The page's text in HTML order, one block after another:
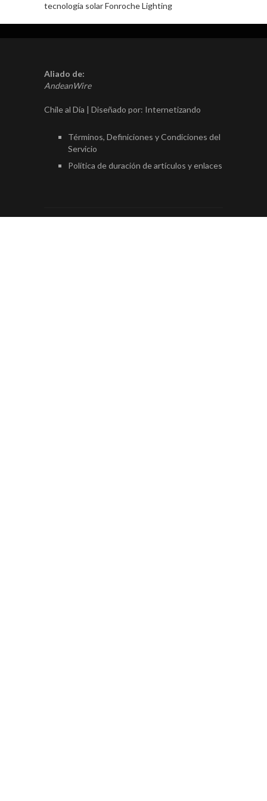
tecnología solar Fonroche Lighting
Aliado de:
AndeanWire
Chile al Día | Diseñado por: Internetizando
Términos, Definiciones y Condiciones del
Servicio
Política de duración de artículos y enlaces